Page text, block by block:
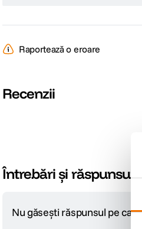
Raportează o eroare
Recenzii
Întrebări și răspunsuri
Nu găsești răspunsul pe